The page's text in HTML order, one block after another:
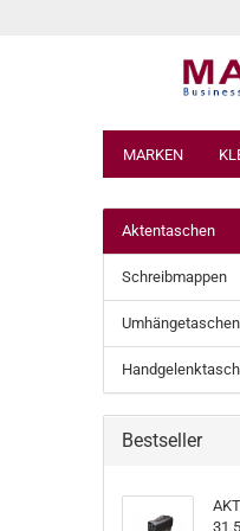
MARKEN
Aktentaschen
Schreibmappen
Umhängetaschen
Bestseller